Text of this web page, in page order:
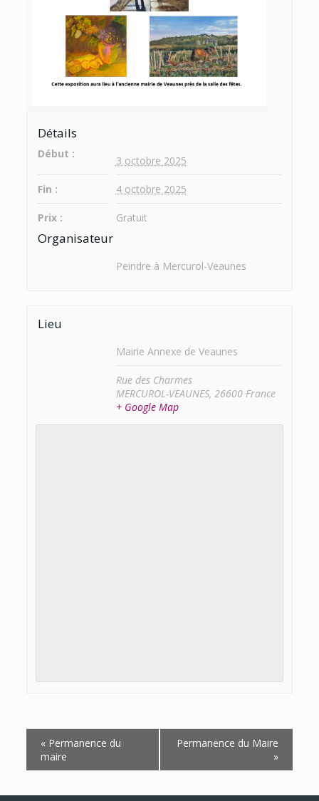
Détails
Début :
3 octobre 2025
Fin : 4 octobre 2025
Prix : Gratuit
Organisateur
Peindre à Mercurol-Veaunes
Lieu
Mairie Annexe de Veaunes
Rue des Charmes
MERCUROL-VEAUNES, 26600 France
+ Google Map
Navigation
Évènement
«Permanence du
maire
Permanence du Maire
»